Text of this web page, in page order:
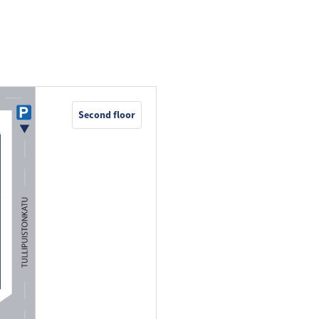
Second floor